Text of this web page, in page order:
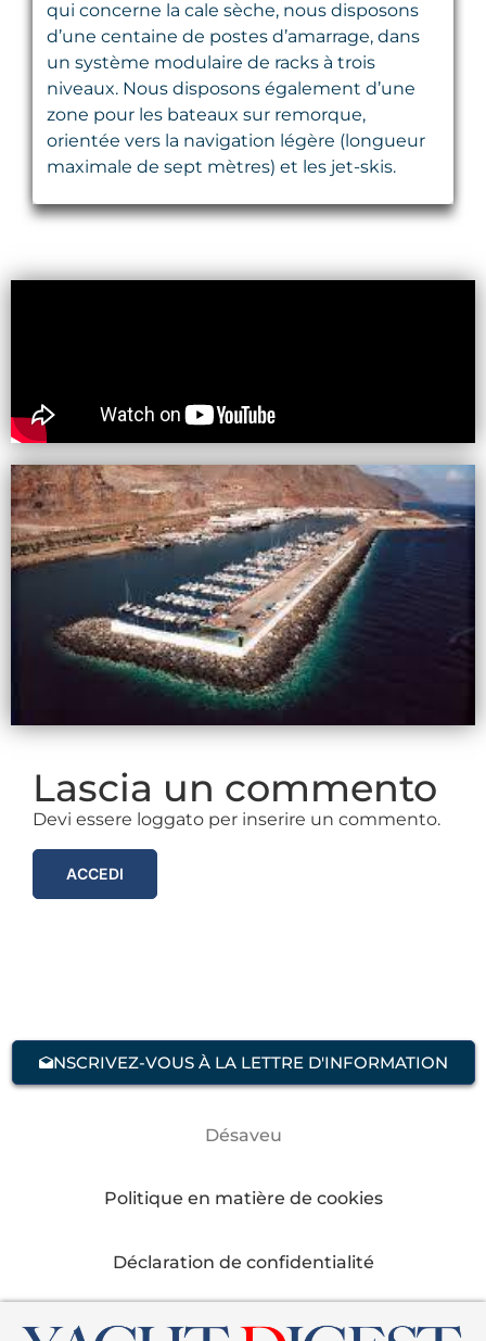
qui concerne la cale sèche, nous disposons
d’une centaine de postes d’amarrage, dans
un système modulaire de racks à trois
niveaux. Nous disposons également d’une
zone pour les bateaux sur remorque,
orientée vers la navigation légère (longueur
maximale de sept mètres) et les jet-skis.
Lascia un commento
Devi essere loggato per inserire un commento.
ACCEDI
NSCRIVEZ-VOUS À LA LETTRE D'INFORMATION
Désaveu
Politique en matière de cookies
Déclaration de confidentialité